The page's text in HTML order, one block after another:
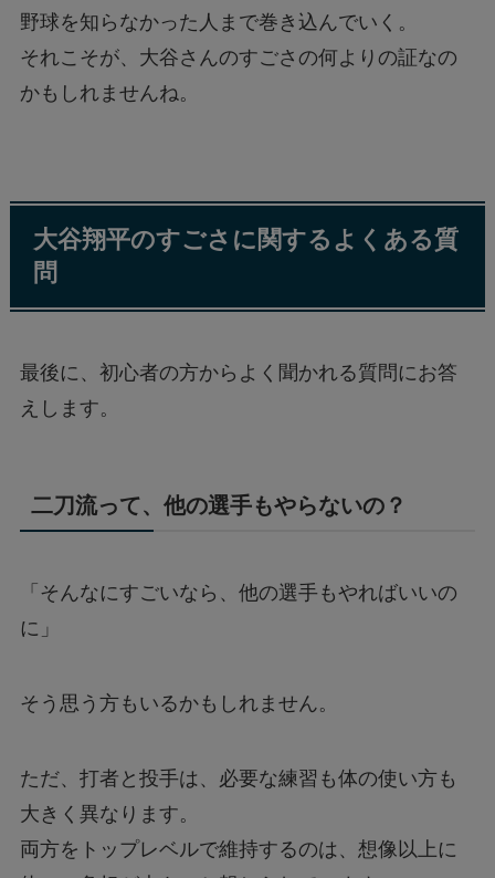
野球を知らなかった人まで巻き込んでいく。
それこそが、大谷さんのすごさの何よりの証なの
かもしれませんね。
大谷翔平のすごさに関するよくある質
問
最後に、初心者の方からよく聞かれる質問にお答
えします。
二刀流って、他の選手もやらないの？
「そんなにすごいなら、他の選手もやればいいの
に」
そう思う方もいるかもしれません。
ただ、打者と投手は、必要な練習も体の使い方も
大きく異なります。
両方をトップレベルで維持するのは、想像以上に